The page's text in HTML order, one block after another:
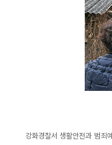
강화경찰서 생활안전과 범죄